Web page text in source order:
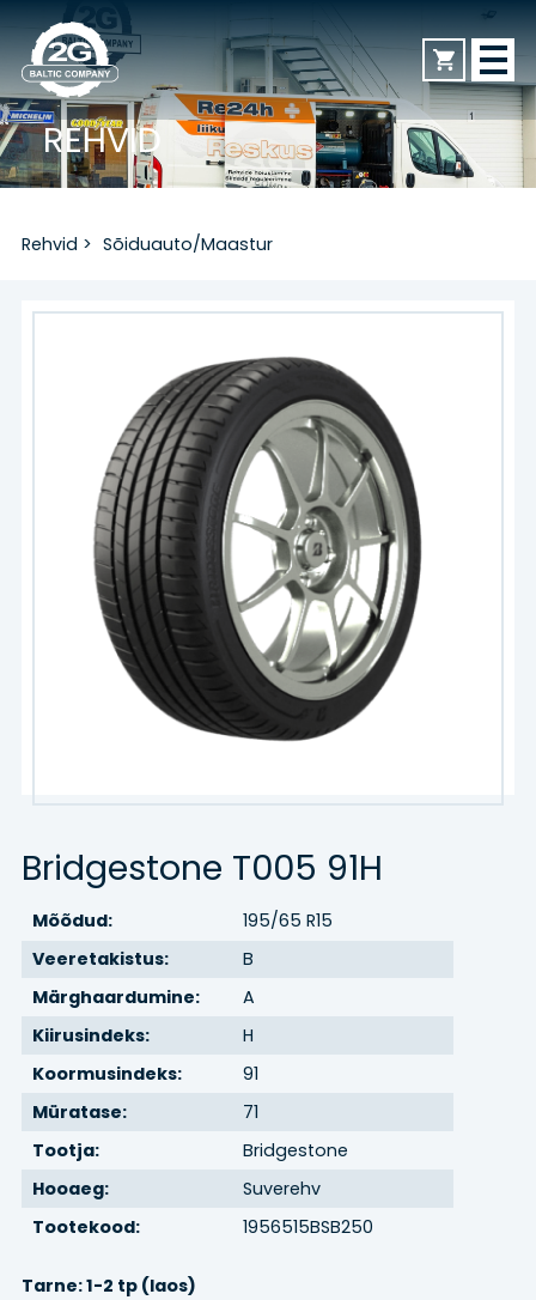
REHVID
Sõiduauto/Maastur
Veoauto
Mootorratas
Kaubik
Agro/tööstus
Veljed
VELJED
Hinnakiri
Rehvitööd
BRONEERI
REHVIVAHETUS
Rehvid > Sõiduauto/Maastur
Bridgestone T005 91H
Mõõdud:
195/65 R15
Veeretakistus:
B
Märghaardumine:
A
Kiirusindeks:
H
Koormusindeks:
91
Müratase:
71
Tootja:
Bridgestone
Hooaeg:
Suverehv
Tootekood:
1956515BSB250
Tarne: 1-2 tp (laos)